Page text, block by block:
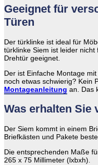
Geeignet für
Türen
Der türklinke ist ideal für
türklinke Siem ist leider
Drehtür geeignet.
Der ist Einfache Montage
noch etwas schwierig? Kein
Montageanleitung an. Das
Was erhalten Sie
Der Siem kommt in einem
Briefkästen und Pakete
Die entsprechenden Maße
265 x 75 Millimeter (lxbxh).